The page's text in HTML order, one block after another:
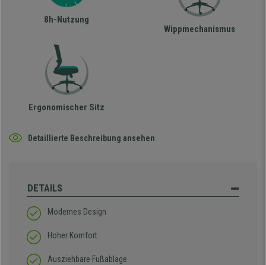
8h-Nutzung
Wippmechanismus
Ergonomischer Sitz
Detaillierte Beschreibung ansehen
DETAILS
Modernes Design
Hoher Komfort
Ausziehbare Fußablage